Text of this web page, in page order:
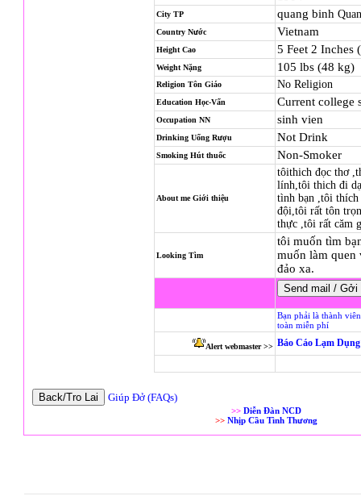
City TP quang binh
Country Nước Vietnam
Height Cao 5 Feet 2 Inches
Weight Nặng 105 lbs (48 kg)
Religion Tôn Giáo No Religion
Education Học-Vấn Current college
Occupation NN sinh vien
Drinking Uống Rượu Not Drink
Smoking Hút thuốc Non-Smoker
About me Giới thiệu
tôithich đọc thơ
lính,tôi thich đi
tình bạn ,tôi thích
đội,tôi rất tôn
thực ,tôi rất căm
Looking Tìm
tôi muốn tìm
muốn làm
đảo xa.
Bạn phải là thành
toàn miễn phí
Alert webmaster >> Báo Cáo Lạm
Giúp Đở (FAQs)
>> Diễn Đàn NCD
>> Nhịp Cầu Tình Thương